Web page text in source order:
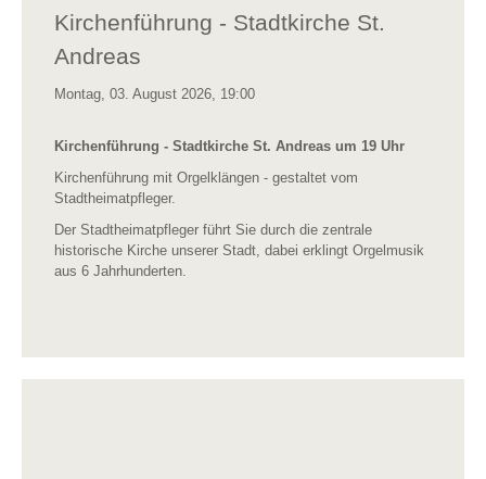
Kirchenführung - Stadtkirche St.
Andreas
Montag, 03. August 2026, 19:00
Kirchenführung - Stadtkirche St. Andreas um 19 Uhr
Kirchenführung mit Orgelklängen - gestaltet vom
Stadtheimatpfleger.
Der Stadtheimatpfleger führt Sie durch die zentrale
historische Kirche unserer Stadt, dabei erklingt Orgelmusik
aus 6 Jahrhunderten.